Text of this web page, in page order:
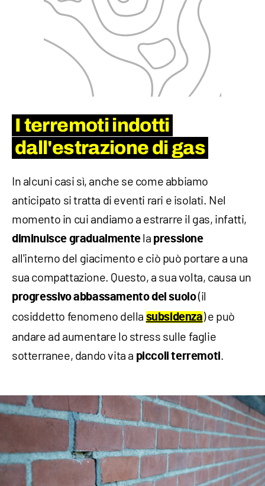
I terremoti indotti
dall'estrazione di gas
In alcuni casi sì, anche se come abbiamo
anticipato si tratta di eventi rari e isolati. Nel
momento in cui andiamo a estrarre il gas, infatti,
diminuisce gradualmentela pressione
all'interno del giacimento e ciò può portare a una
sua compattazione. Questo, a sua volta, causa un
progressivo abbassamento del suolo(il
cosiddetto fenomeno della subsidenza) e può
andare ad aumentare lo stress sulle faglie
sotterranee, dando vita a piccoli terremoti.